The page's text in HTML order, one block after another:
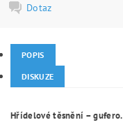
Dotaz
POPIS
DISKUZE
Hřídelové těsnění – gufero.